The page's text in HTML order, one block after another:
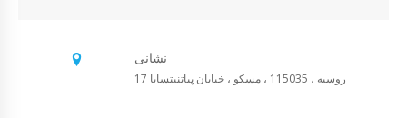
نشانی
روسیه ، 115035 ، مسکو ، خیابان پیاتنیتسایا 17